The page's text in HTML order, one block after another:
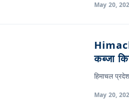
May 20,
कब्जा
हिमाचल
May 20,